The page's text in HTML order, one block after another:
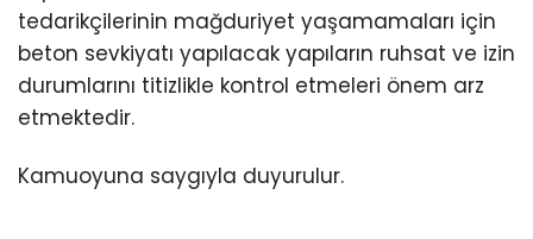
tedarikçilerinin mağduriyet yaşamamaları için
beton sevkiyatı yapılacak yapıların ruhsat ve izin
durumlarını titizlikle kontrol etmeleri önem arz
etmektedir.
Kamuoyuna saygıyla duyurulur.